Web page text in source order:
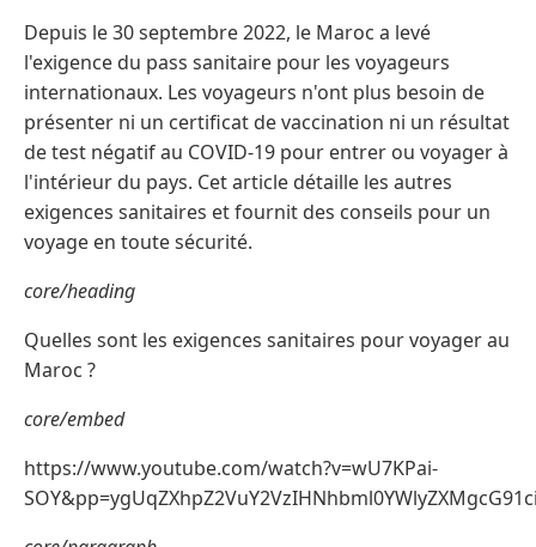
Depuis le 30 septembre 2022, le Maroc a levé
l'exigence du pass sanitaire pour les voyageurs
internationaux. Les voyageurs n'ont plus besoin de
présenter ni un certificat de vaccination ni un résultat
de test négatif au COVID-19 pour entrer ou voyager à
l'intérieur du pays. Cet article détaille les autres
exigences sanitaires et fournit des conseils pour un
voyage en toute sécurité.
core/heading
Quelles sont les exigences sanitaires pour voyager au
Maroc ?
core/embed
https://www.youtube.com/watch?v=wU7KPai-